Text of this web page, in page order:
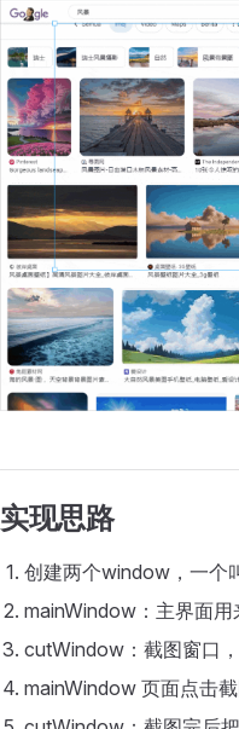
实现思路
创建两个window，一个
mainWindow：主界面
cutWindow：截图窗口
mainWindow 页面点击